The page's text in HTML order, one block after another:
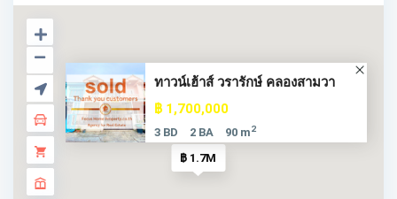
฿ 1.7M
ทาวน์เฮ้าส์ วรารักษ์ คลองสามวา
฿ 1,700,000
3 BD 2 BA 90 m2